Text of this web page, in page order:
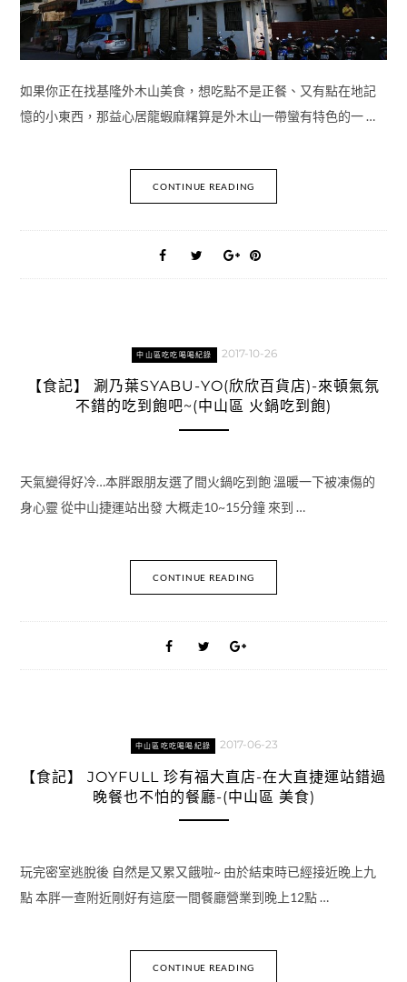
如果你正在找基隆外木山美食，想吃點不是正餐、又有點在地記
憶的小東西，那益心居龍蝦麻糬算是外木山一帶蠻有特色的一 …
CONTINUE READING
中山區吃吃喝喝紀錄 2017-10-26
【食記】 涮乃葉SYABU-YO(欣欣百貨店)-來頓氣氛
不錯的吃到飽吧~(中山區 火鍋吃到飽)
天氣變得好冷…本胖跟朋友選了間火鍋吃到飽 溫暖一下被凍傷的
身心靈 從中山捷運站出發 大概走10~15分鐘 來到 …
CONTINUE READING
中山區吃吃喝喝紀錄 2017-06-23
【食記】 JOYFULL 珍有福大直店-在大直捷運站錯過
晚餐也不怕的餐廳-(中山區 美食)
玩完密室逃脫後 自然是又累又餓啦~ 由於結束時已經接近晚上九
點 本胖一查附近剛好有這麼一間餐廳營業到晚上12點 …
CONTINUE READING